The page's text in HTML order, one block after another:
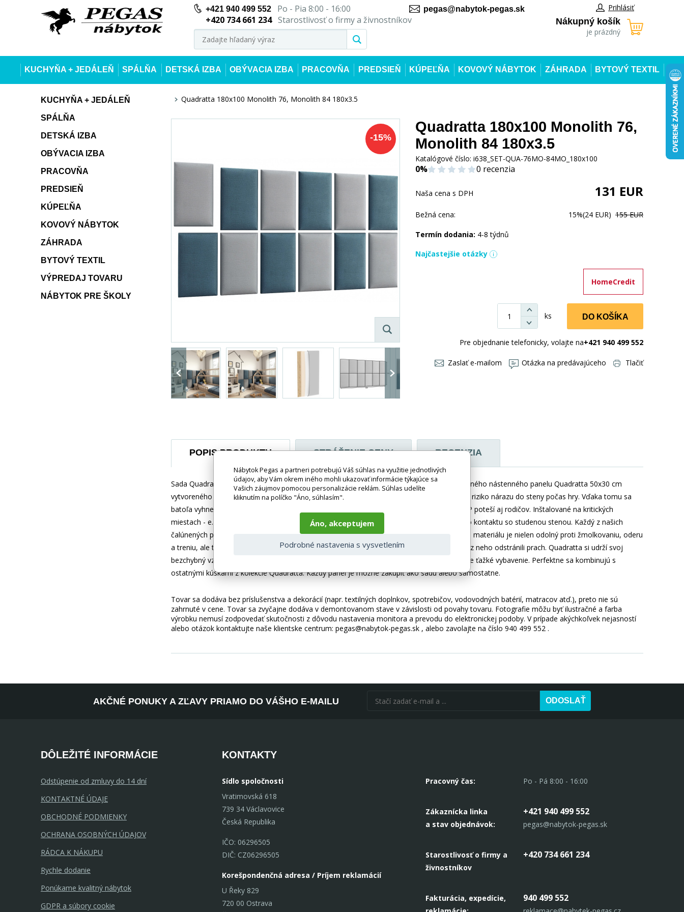
+421 940 499 552
Po - Pia 8:00 - 16:00
+420 734 661 234 Starostlivosť o firmy a živnostníkov
pegas@nabytok-pegas.sk Prihlásiť
Nákupný košík
je prázdný
KUCHYŇA + JEDÁLEŇ SPÁLŇA DETSKÁ IZBA OBÝVACIA IZBA PRACOVŇA PREDSIEŇ KÚPEĽŇA KOVOVÝ NÁBYTOK ZÁHRADA BYTOVÝ TEXTIL
KUCHYŇA + JEDÁLEŇ
SPÁLŇA
DETSKÁ IZBA
OBÝVACIA IZBA
PRACOVŇA
PREDSIEŇ
KÚPEĽŇA
KOVOVÝ NÁBYTOK
ZÁHRADA
BYTOVÝ TEXTIL
VÝPREDAJ TOVARU
NÁBYTOK PRE ŠKOLY
Quadratta 180x100 Monolith 76, Monolith 84 180x3.5
-15%
Quadratta 180x100 Monolith 76,
Monolith 84 180x3.5
Katalógové číslo: i638_SET-QUA-76MO-84MO_180x100
0% 0 recenzia
Naša cena s DPH 131 EUR
Bežná cena: 15%(24 EUR) 155 EUR
Termín dodania: 4-8 týdnů
Najčastejšie otázky
HomeCredit
ks DO KOŠÍKA
Pre objednanie telefonicky, volajte na+421 940 499 552
Zaslať e-mailom Otázka na predávajúceho Tlačiť
POPIS PRODUKTU STRÁŽENIE CENY RECENZIA
Sada Quadratta 180x100 sa skladá z 12 panelov s rozmerom 50x30. Mäkký vnútro - čalúneného nástenného panelu Quadratta 50x30 cm
vytvoreného s 3 cm hrubou penou T21 a ľahkou a odolnou MDF doskou - účinne eliminuje riziko nárazu do steny počas hry. Vďaka tomu sa
batoľa vyhne slzám a modrinám! Atraktívny dizajn a široká škála farieb dostupných v ELTAP poteší aj rodičov. Inštalované na kritických
miestach - e.g. za detskou postieľkou - panely tiež znížia riziko, že sa vaše dieťa dostane do kontaktu so studenou stenou. Každý z našich
čalúnených panelov je potiahnutý príjemnou na dotyk, semišovou látkou. Povrch použitého materiálu je nielen odolný proti žmolkovaniu, oderu
a treniu, ale tiež vykazuje vodeodolné vlastnosti. Panel môžete tiež mokro vyčistiť, aby ste z neho odstránili prach. Quadratta si udrží svoj
bezchybný vzhľad po dlhú dobu! Inštalácia čalúnených panelov je rýchla a nevyžaduje žiadne ťažké vybavenie. Perfektne sa kombinujú s
ostatnými kúskami z kolekcie Quadratta. Každý panel je možné zakúpiť ako sadu alebo samostatne.
Tovar sa dodáva bez príslušenstva a dekorácií (napr. textilných doplnkov, spotrebičov, vodovodných batérií, matracov atď.), preto nie sú
zahrnuté v cene. Tovar sa zvyčajne dodáva v demontovanom stave v závislosti od povahy tovaru. Fotografie môžu byť ilustračné a farba
výrobku nemusí zodpovedať skutočnosti z dôvodu nastavenia monitora a prevodu do elektronickej podoby. V prípade akýchkoľvek nejasností
alebo otázok kontaktujte naše klientske centrum: pegas@nabytok-pegas.sk , alebo zavolajte na číslo 940 499 552 .
AKČNÉ PONUKY A ZĽAVY PRIAMO DO VÁŠHO E-MAILU ODOSLAŤ
DÔLEŽITÉ INFORMÁCIE
Odstúpenie od zmluvy do 14 dní
KONTAKTNÉ ÚDAJE
OBCHODNÉ PODMIENKY
OCHRANA OSOBNÝCH ÚDAJOV
RÁDCA K NÁKUPU
Rychle dodanie
Ponúkame kvalitný nábytok
GDPR a súbory cookie
KONTAKTY
Sídlo spoločnosti
Vratimovská 618
739 34 Václavovice
Česká Republika
IČO: 06296505
DIČ: CZ06296505
Korešpondenčná adresa / Príjem reklamácií
U Řeky 829
720 00 Ostrava
Pracovný čas: Po - Pá 8:00 - 16:00
Zákaznícka linka
a stav objednávok:
+421 940 499 552
pegas@nabytok-pegas.sk
Starostlivosť o firmy a
živnostníkov
+420 734 661 234
Fakturácia, expedície,
940 499 552
Nábytok Pegas a partneri potrebujú Váš súhlas na využitie jednotlivých
údajov, aby Vám okrem iného mohli ukazovať informácie týkajúce sa
Vašich záujmov pomocou personalizácie reklám. Súhlas udelíte
kliknutím na políčko "Áno, súhlasím".
Áno, akceptujem
Podrobné nastavenia s vysvetlením